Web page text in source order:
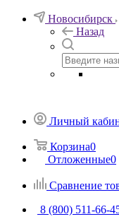
Новосибирск
Назад
Личный
Корзина0
Отложенные0
Сравнение
8 (800) 511-66-